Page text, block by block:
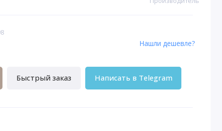
Быстрый заказ Написать в Telegram
Нашли дешевле?